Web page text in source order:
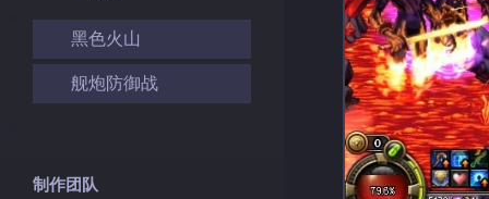
黑色火山
舰炮防御战
制作团队